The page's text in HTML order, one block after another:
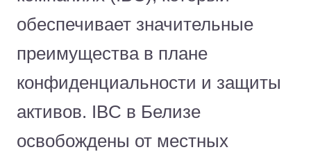
обеспечивает значительные
преимущества в плане
конфиденциальности и защиты
активов. IBC в Белизе
освобождены от местных